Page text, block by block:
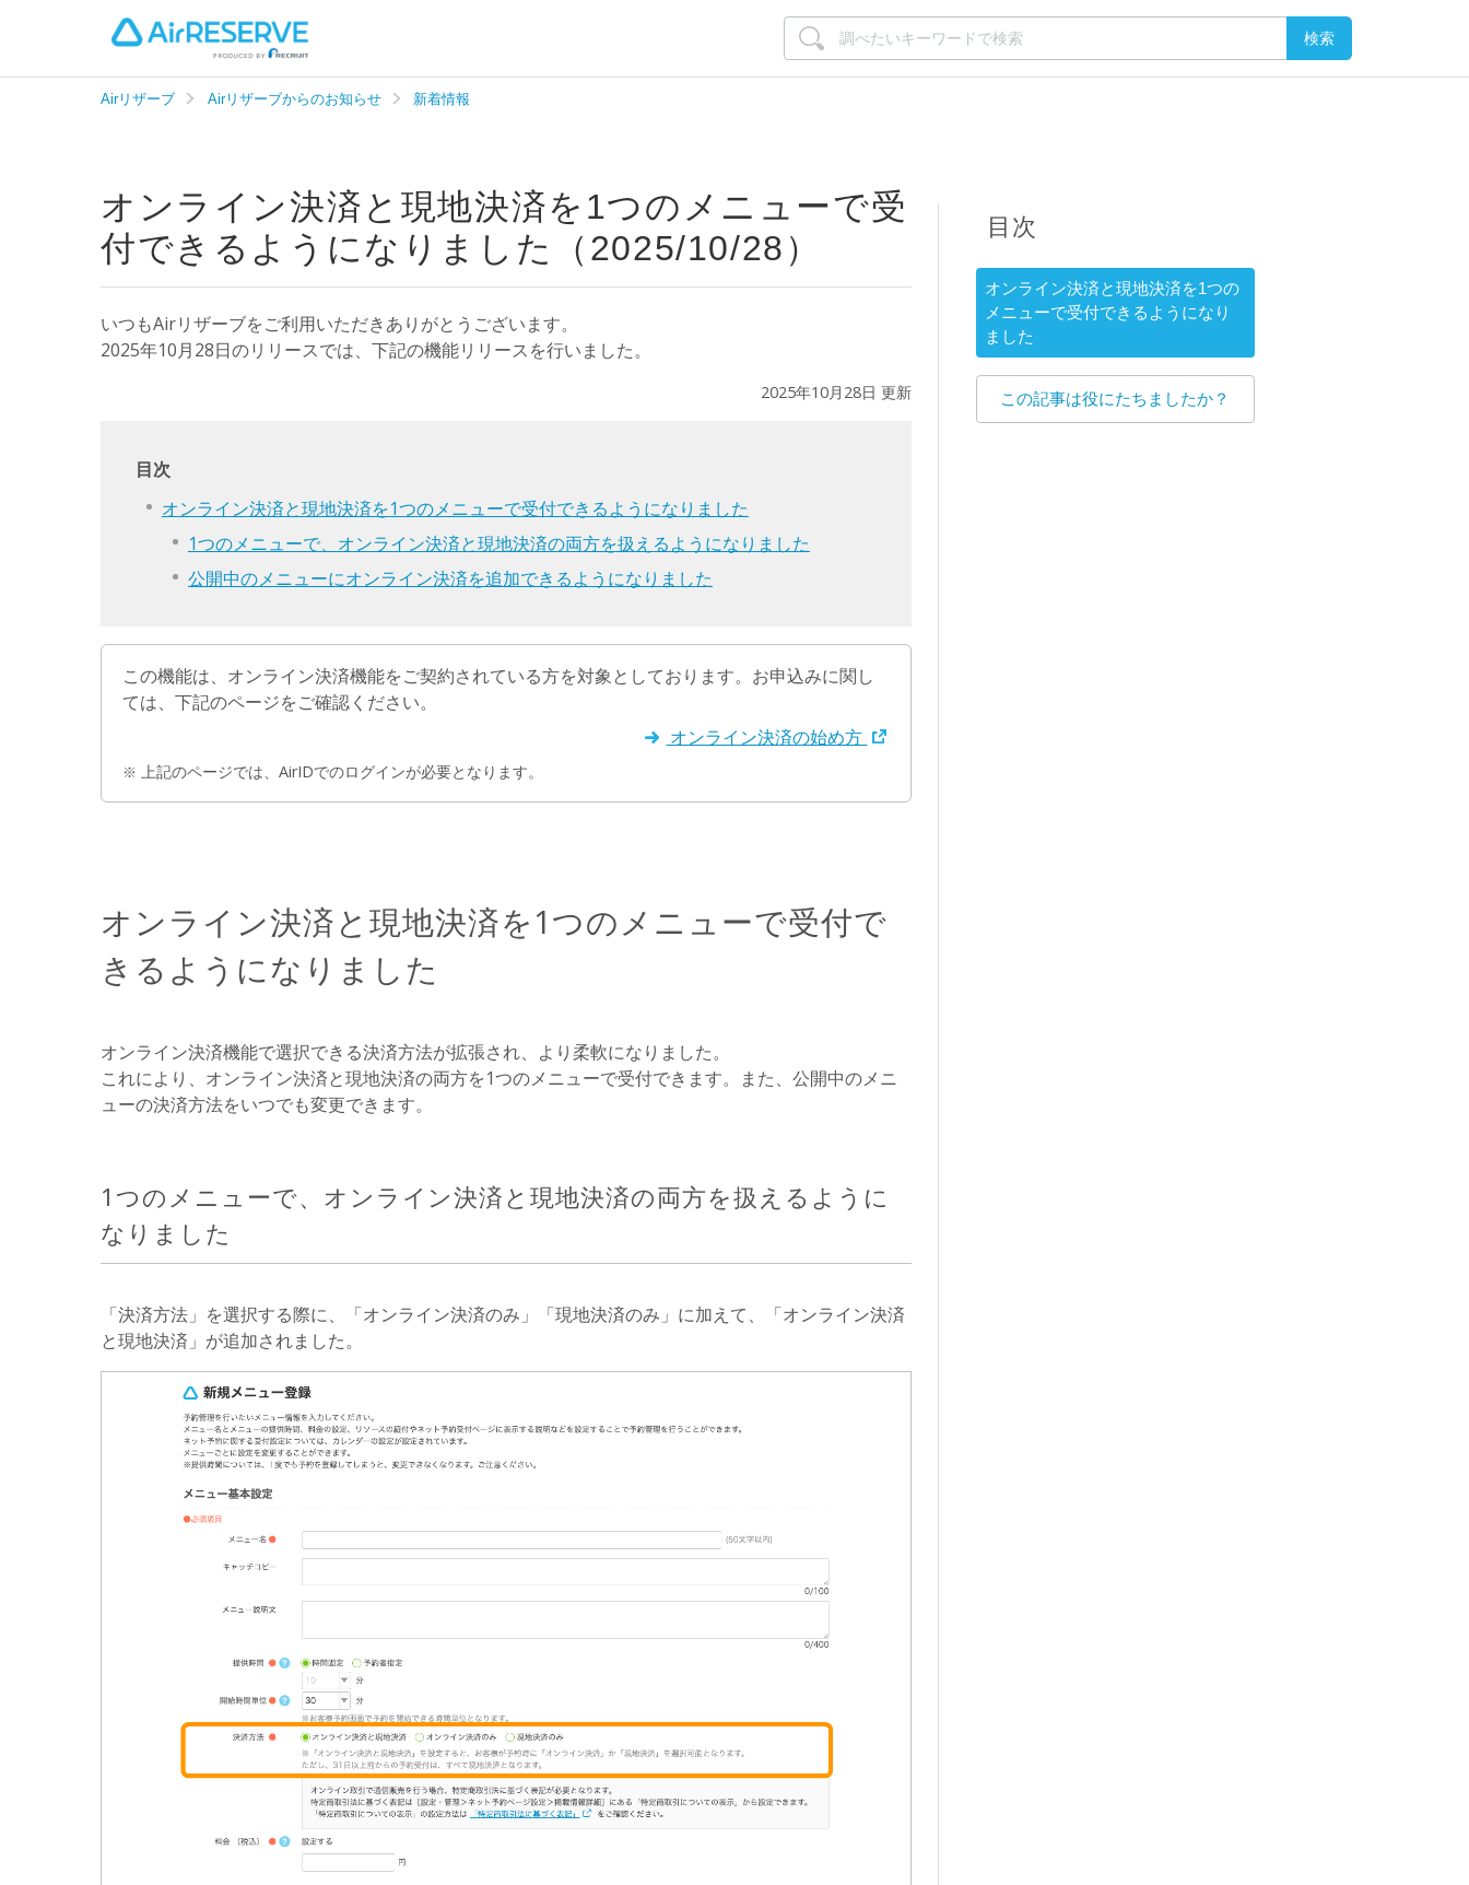
Airリザーブ Airリザーブからのお知らせ 新着情報
オンライン決済と現地決済を1つのメニューで受
付できるようになりました（2025/10/28）
いつもAirリザーブをご利用いただきありがとうございます。
2025年10月28日のリリースでは、下記の機能リリースを行いました。
2025年10月28日 更新
目次
オンライン決済と現地決済を1つのメニューで受付できるようになりました
1つのメニューで、オンライン決済と現地決済の両方を扱えるようになりました
公開中のメニューにオンライン決済を追加できるようになりました
この機能は、オンライン決済機能をご契約されている方を対象としております。お申込みに関し
ては、下記のページをご確認ください。
オンライン決済の始め方
上記のページでは、AirIDでのログインが必要となります。
オンライン決済と現地決済を1つのメニューで受付で
きるようになりました
オンライン決済機能で選択できる決済方法が拡張され、より柔軟になりました。
これにより、オンライン決済と現地決済の両方を1つのメニューで受付できます。また、公開中のメニ
ューの決済方法をいつでも変更できます。
1つのメニューで、オンライン決済と現地決済の両方を扱えるように
なりました
「決済方法」を選択する際に、「オンライン決済のみ」「現地決済のみ」に加えて、「オンライン決済
と現地決済」が追加されました。
目次
オンライン決済と現地決済を1つの
メニューで受付できるようになり
ました
この記事は役にたちましたか？